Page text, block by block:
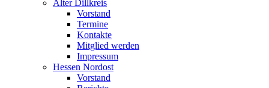
Alter Dillkreis
Vorstand
Termine
Kontakte
Mitglied werden
Impressum
Hessen Nordost
Vorstand